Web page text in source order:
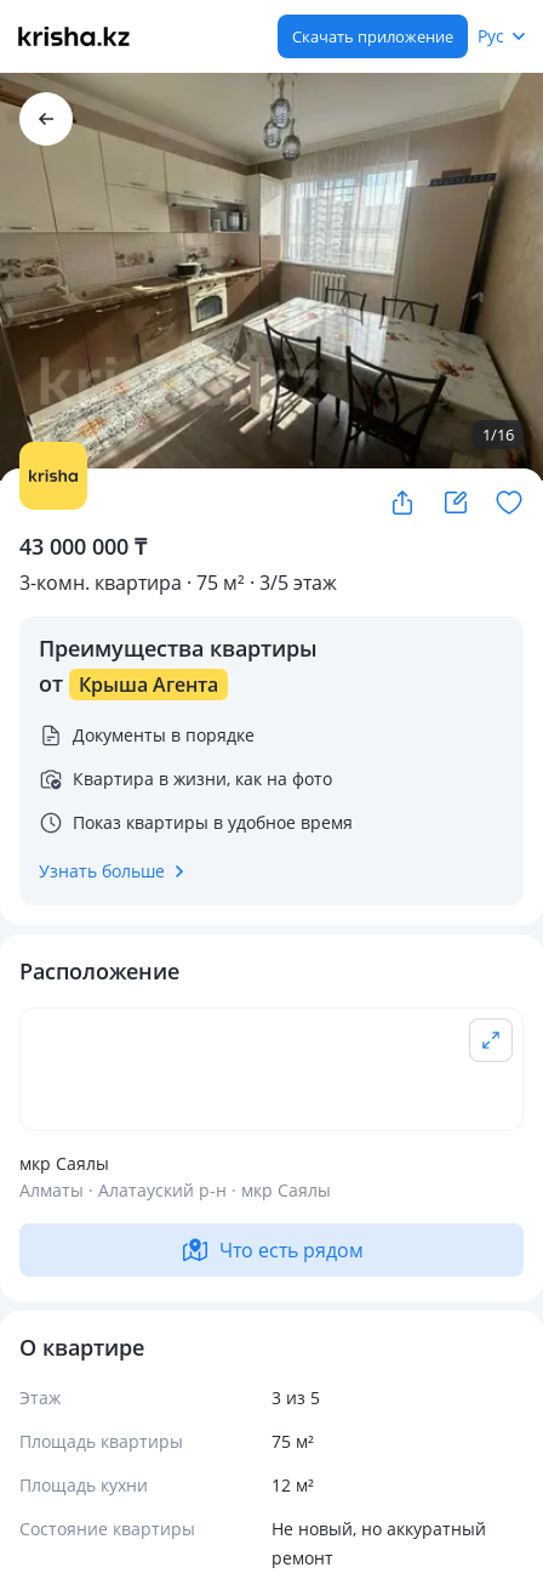
Скачать приложение Рус
1/16
43 000 000 ₸
3-комн. квартира · 75 м² · 3/5 этаж
Преимущества квартиры
от
Крыша Агента
Документы в порядке
Квартира в жизни, как на фото
Показ квартиры в удобное время
Узнать больше
Расположение
мкр Саялы
Алматы · Алатауский р-н · мкр Саялы
Что есть рядом
О квартире
Этаж
3 из 5
Площадь квартиры
75 м²
Площадь кухни
12 м²
Состояние квартиры
Не новый, но аккуратный
ремонт